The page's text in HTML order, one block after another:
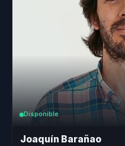
Disponible
Joaquín Barañao